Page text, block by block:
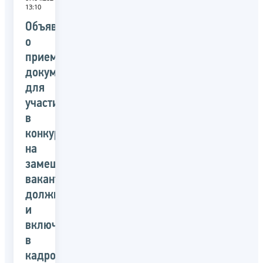
13:10
Объявление
о
приеме
документов
для
участия
в
конкурсе
на
замещение
вакантных
должностей
и
включение
в
кадровый